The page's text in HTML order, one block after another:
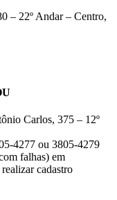
– 22º Andar – Centro,
Carlos, 375 – 12º
4277 ou 3805-4279
falhas) em
cadastro